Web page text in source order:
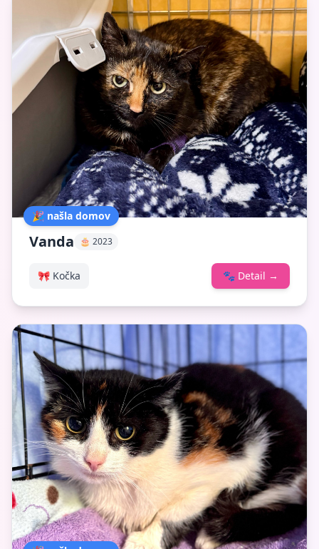
🎉 našla domov
Vanda 🎂 2023
🎀 Kočka 🐾 Detail →